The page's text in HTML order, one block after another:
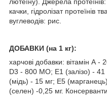
качки, гідролізат
вуглеводів: рис.
ДОБАВКИ (на 1 кг):
харчові добавки: вітамін A -
D3 - 800 MO; E1 (залiзо) -
(мiдь) - 15 мг; E5
(селен) -0,25 мг.